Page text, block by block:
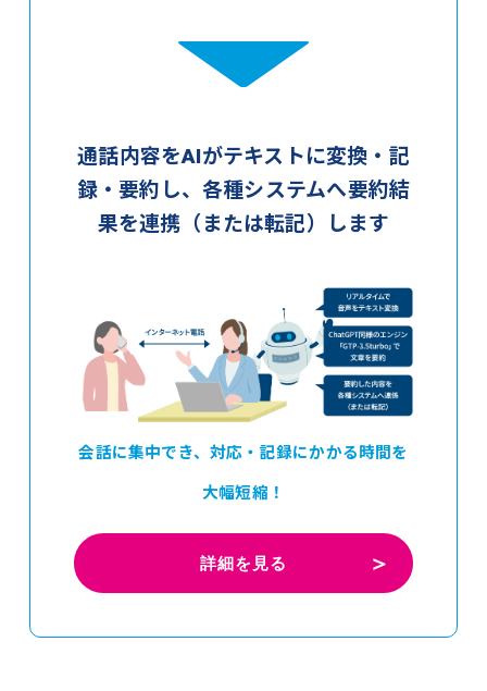
通話内容をAIがテキストに変換・記
録・要約し、各種システムへ要約結
果を連携（または転記）します
会話に集中でき、対応・記録にかかる時間を
大幅短縮！
詳細を見る